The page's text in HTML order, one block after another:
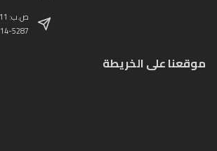
ص.ب: 11-2893 رياض الصلح
14-5287 المزرعة
موقعنا على الخريطة